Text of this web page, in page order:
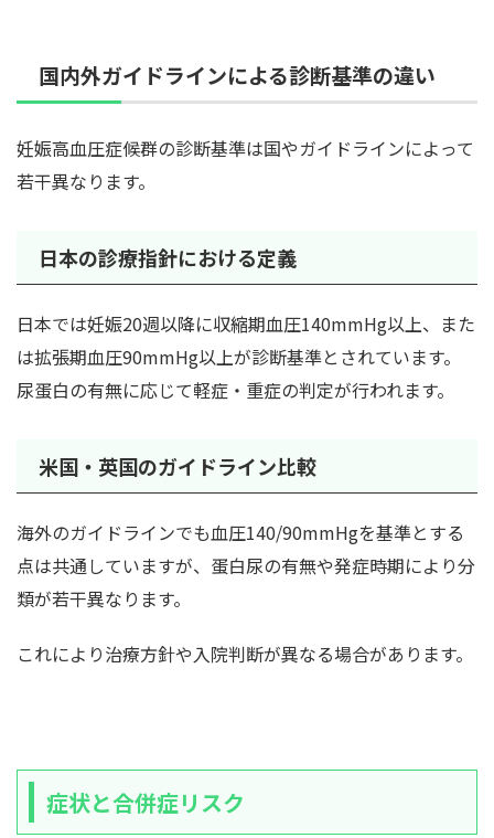
国内外ガイドラインによる診断基準の違い
妊娠高血圧症候群の診断基準は国やガイドラインによって
若干異なります。
日本の診療指針における定義
日本では妊娠20週以降に収縮期血圧140mmHg以上、また
は拡張期血圧90mmHg以上が診断基準とされています。
尿蛋白の有無に応じて軽症・重症の判定が行われます。
米国・英国のガイドライン比較
海外のガイドラインでも血圧140/90mmHgを基準とする
点は共通していますが、蛋白尿の有無や発症時期により分
類が若干異なります。
これにより治療方針や入院判断が異なる場合があります。
症状と合併症リスク